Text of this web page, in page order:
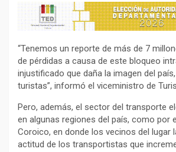
“Tenemos un reporte de más de 7
de pérdidas a causa de este bloqueo
injustificado que daña la imagen del
turistas”, informó el viceministro de
Pero, además, el sector del transporte
en algunas regiones del país, como por
Coroico, en donde los vecinos del lugar
actitud de los transportistas que